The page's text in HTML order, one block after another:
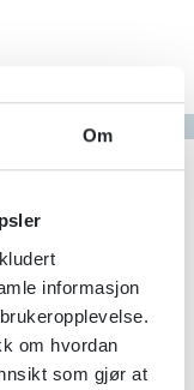
Om
informasjon
om hvordan
som gjør at
Alfabetisk